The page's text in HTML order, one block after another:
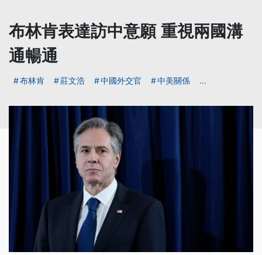
布林肯表達訪中意願 重視兩國溝
通暢通
布林肯 莊文浩 中國外交官 中美關係 ...